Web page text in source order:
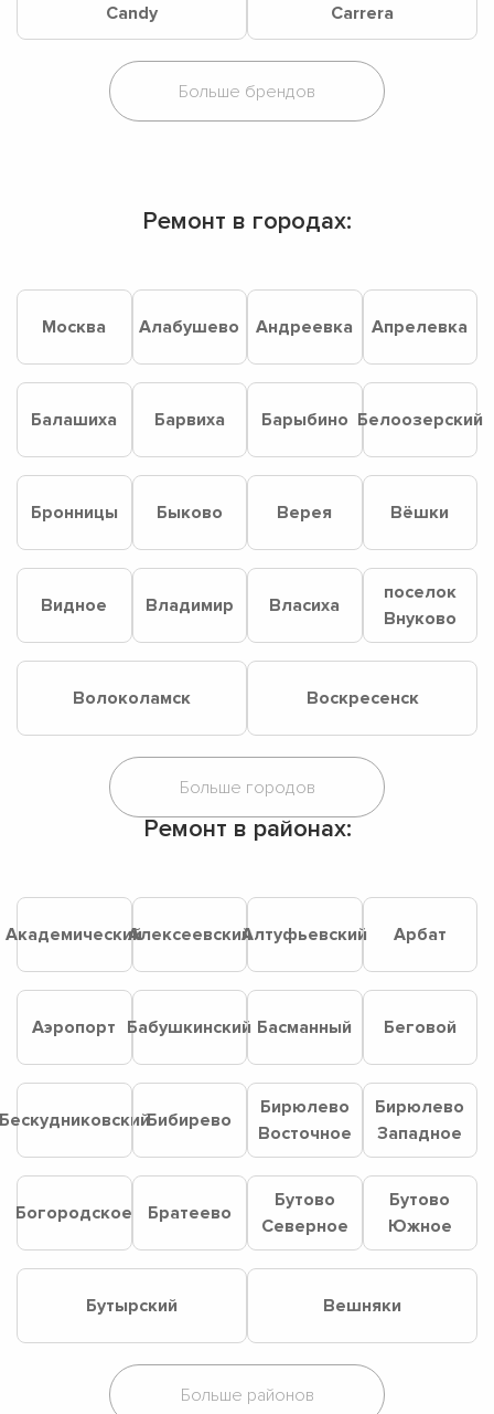
Candy Carrera
Ремонт в городах:
Москва Алабушево Андреевка Апрелевка
Балашиха Барвиха Барыбино Белоозерский
Бронницы Быково Верея Вёшки
Видное Владимир Власиха
поселок
Внуково
Волоколамск Воскресенск
Ремонт в районах:
АкадемическийАлексеевскийАлтуфьевский Арбат
Аэропорт Бабушкинский Басманный Беговой
Бибирево
Бирюлево
Восточное
Бирюлево
Западное
Богородское Братеево
Бутово
Северное
Бутово
Южное
Бутырский Вешняки